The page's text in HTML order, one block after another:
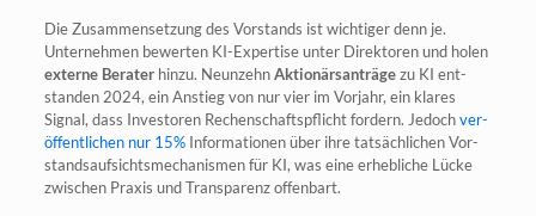
Die Zusam­men­set­zung des Vor­stands ist wich­ti­ger denn je.
Unter­neh­men bewer­ten KI-Exper­ti­se unter Direk­to­ren und holen
exter­ne Bera­terhin­zu. Neun­zehnAktio­närs­an­trä­gezu KI ent­
stan­den 2024, ein Anstieg von nur vier im Vor­jahr, ein kla­res
Signal, dass Inves­to­ren Rechen­schafts­pflicht for­dern. Jedochver­
öf­fent­li­chen nur 15%Infor­ma­tio­nen über ihre tat­säch­li­chen Vor­
stands­auf­sichts­me­cha­nis­men für KI, was eine erheb­li­che Lücke
zwi­schen Pra­xis und Trans­pa­renz offenbart.